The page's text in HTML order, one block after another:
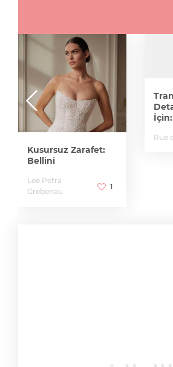
Kusursuz Zarafet:
Bellini
Lee Petra
Grebenau
1
Rue